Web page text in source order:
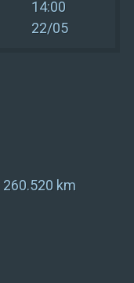
14:00
22/05
260.520 km